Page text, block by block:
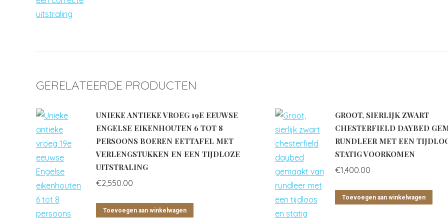
GERELATEERDE PRODUCTEN
UNIEKE ANTIEKE VROEG 19E EEUWSE
ENGELSE EIKENHOUTEN 6 TOT 8
PERSOONS BOEREN EETTAFEL MET
VERLENGSTUKKEN EN EEN TIJDLOZE
UITSTRALING
€2,550.00
Toevoegen aan winkelwagen
GROOT, SIERLIJK ZWART
CHESTERFIELD DAYBED
RUNDLEER MET EEN
STATIG VOORKOMEN
€1,400.00
Toevoegen aan winkelwagen